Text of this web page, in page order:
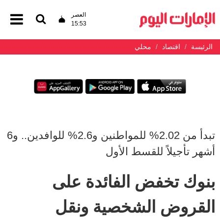
العصر
15:53
الرئيسة اقتصاد محلي
تبدأ من 2.02% للمواطنين و2.6% للوافدين.. و6
أشهر تأجيلاً للقسط الأول
بنوك تخفض الفائدة على
القروض الشخصية ونقل